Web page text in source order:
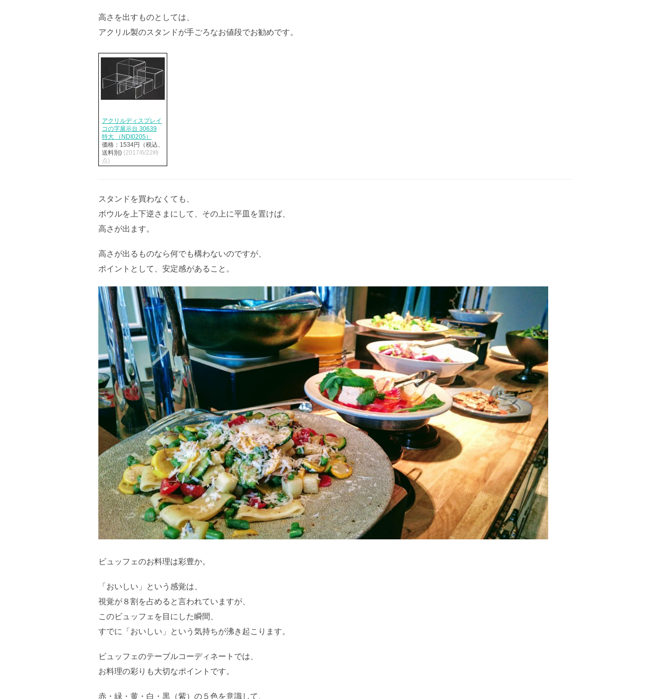
高さを出すものとしては、
アクリル製のスタンドが手ごろなお値段でお勧めです。
アクリルディスプレイ
コの字展示台 30639
特大 （NDI0205）
価格：1534円（税込、
送料別) (2017/6/22時
点)
スタンドを買わなくても、
ボウルを上下逆さまにして、その上に平皿を置けば、
高さが出ます。
高さが出るものなら何でも構わないのですが、
ポイントとして、安定感があること。
ビュッフェのお料理は彩豊か。
「おいしい」という感覚は、
視覚が８割を占めると言われていますが、
このビュッフェを目にした瞬間、
すでに「おいしい」という気持ちが沸き起こります。
ビュッフェのテーブルコーディネートでは、
お料理の彩りも大切なポイントです。
赤・緑・黄・白・黒（紫）の５色を意識して、